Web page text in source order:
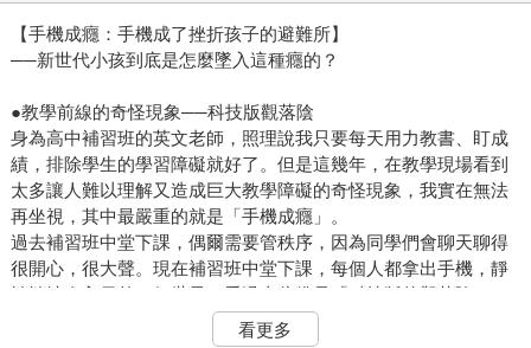
【手機成癮：手機成了挫折孩子的避難所】
──新世代小孩到底是怎麼墜入這種癮的？
●教學前線的奇怪現象──科技版觀落陰
身為高中補習班的英文老師，照理說我只要每天用力教書、盯成
績，排除學生的學習障礙就好了。但是這幾年，在教學現場看到
太多讓人難以理解又造成巨大教學障礙的奇怪現象，我實在無法
再坐視，其中最嚴重的就是「手機成癮」。
過去補習班中堂下課，偶爾需要管秩序，因為同學們會聊天聊得
很開心，很大聲。現在補習班中堂下課，每個人都拿出手機，靜
悄悄地進入另外一個世界，看過去彷彿是「科技版的觀落陰」。
長期觀察、加上與學生們談話，我發現孩子們考試考不好，很多
看更多